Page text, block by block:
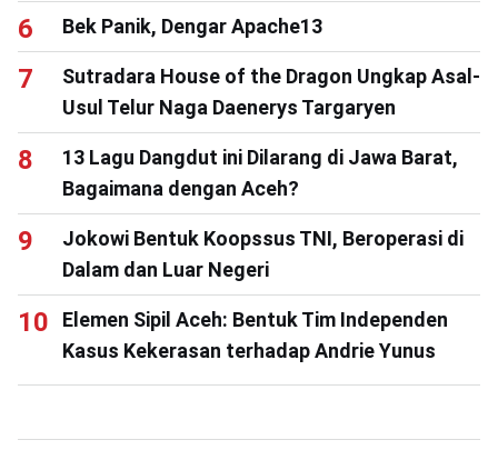
Bek Panik, Dengar Apache13
Sutradara House of the Dragon Ungkap Asal-
Usul Telur Naga Daenerys Targaryen
13 Lagu Dangdut ini Dilarang di Jawa Barat,
Bagaimana dengan Aceh?
Jokowi Bentuk Koopssus TNI, Beroperasi di
Dalam dan Luar Negeri
Elemen Sipil Aceh: Bentuk Tim Independen
Kasus Kekerasan terhadap Andrie Yunus